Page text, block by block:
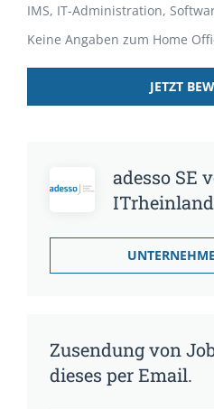
IMS, IT-Administration,
Keine Angaben zum Home
JETZT
adesso SE
Zusendung von
dieses per Email.